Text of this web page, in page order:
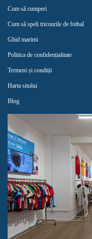
Cum să cumperi
Cum să speli tricourile de fotbal
Ghid marimi
Politica de confidențialitate
Termeni și condiții
Harta sitului
Blog